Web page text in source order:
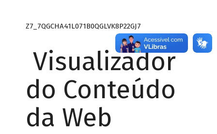
Z7_7QGCHA41L071B0QGLVK8P22GJ7
Visualizador
do Conteúdo
da Web